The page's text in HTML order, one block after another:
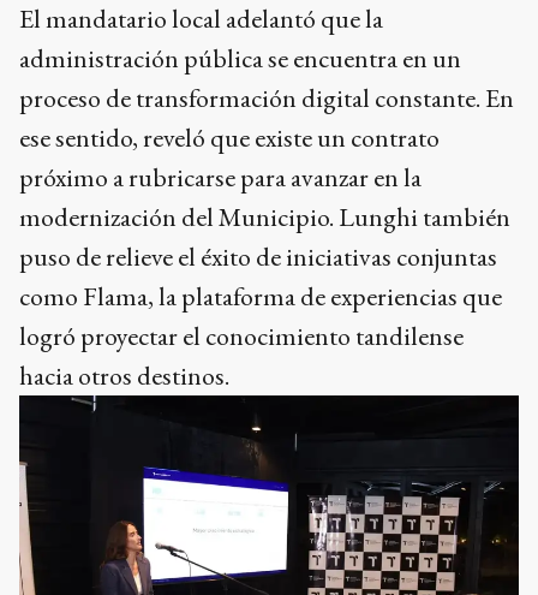
El mandatario local adelantó que la
administración pública se encuentra en un
proceso de transformación digital constante. En
ese sentido, reveló que existe un contrato
próximo a rubricarse para avanzar en la
modernización del Municipio. Lunghi también
puso de relieve el éxito de iniciativas conjuntas
como Flama, la plataforma de experiencias que
logró proyectar el conocimiento tandilense
hacia otros destinos.